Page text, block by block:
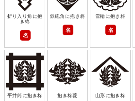
折り入り角に抱
き柊
名
鉄砲角に抱き柊
名
雪輪に抱き柊
名
平井筒に抱き柊 抱き柊菱 山形に抱き柊